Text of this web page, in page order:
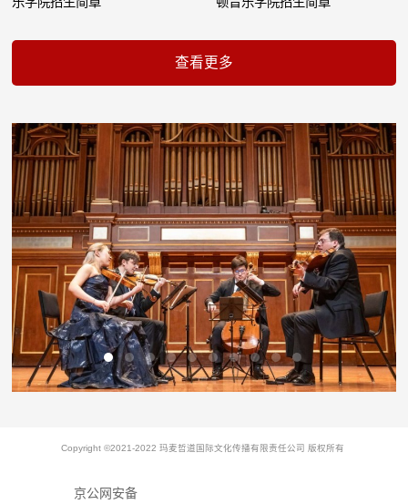
Copyright ©2021-2022 玛麦哲道国际文化传播有限责任公司 版权所有
京公网安备